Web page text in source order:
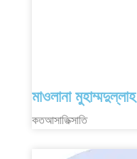
মাওলানা মুহাম্মদুল্লাহ
কতআসাতিক্সাতি